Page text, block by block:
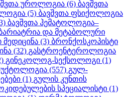
უროლოგია (6) ბავშვთა
(5) ბავშვთა ფსიქოლოგია
ბავშვთა ჰემატოლოგია–
და მეტაბოლური
(3) ბრონქოსკოპისტი
(32) გასტროენტეროლოგია
გინეკოლოგ-სექსოლოგი (1)
(557) გულ-
(1) გულის კუნთის
სპეციალისტი (1)